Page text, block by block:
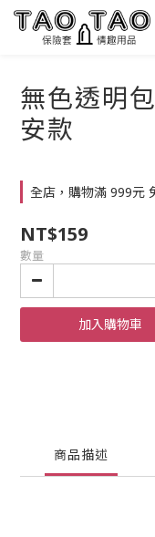
無色透明
安款
全店，購物滿 999元
NT$159
數量
加入購物車
商品描述